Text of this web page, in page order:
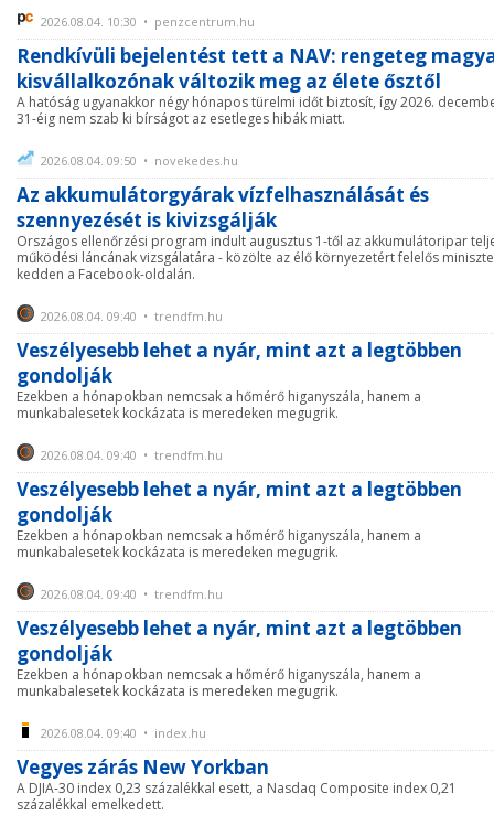
2026.08.04. 10:30 • penzcentrum.hu
Rendkívüli bejelentést tett a NAV: rengeteg
kisvállalkozónak változik meg az élete ősztől
A hatóság ugyanakkor négy hónapos türelmi időt biztosít, így 2026.
31-éig nem szab ki bírságot az esetleges hibák miatt.
2026.08.04. 09:50 • novekedes.hu
Az akkumulátorgyárak vízfelhasználását és
szennyezését is kivizsgálják
Országos ellenőrzési program indult augusztus 1-től az akkumulátoripar
működési láncának vizsgálatára - közölte az élő környezetért felelős
kedden a Facebook-oldalán.
2026.08.04. 09:40 • trendfm.hu
Veszélyesebb lehet a nyár, mint azt a legtöbben
gondolják
Ezekben a hónapokban nemcsak a hőmérő higanyszála, hanem a
munkabalesetek kockázata is meredeken megugrik.
2026.08.04. 09:40 • trendfm.hu
Veszélyesebb lehet a nyár, mint azt a legtöbben
gondolják
Ezekben a hónapokban nemcsak a hőmérő higanyszála, hanem a
munkabalesetek kockázata is meredeken megugrik.
2026.08.04. 09:40 • trendfm.hu
Veszélyesebb lehet a nyár, mint azt a legtöbben
gondolják
Ezekben a hónapokban nemcsak a hőmérő higanyszála, hanem a
munkabalesetek kockázata is meredeken megugrik.
2026.08.04. 09:40 • index.hu
Vegyes zárás New Yorkban
A DJIA-30 index 0,23 százalékkal esett, a Nasdaq Composite index 0,21
százalékkal emelkedett.